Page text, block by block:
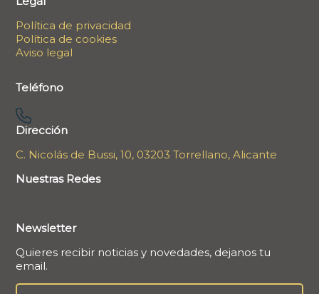
Política de privacidad
Política de cookies
Aviso legal
Teléfono
Dirección
C. Nicolás de Bussi, 10, 03203 Torrellano, Alicante
Nuestras Redes
Newsletter
Quieres recibir noticias y novedades, dejanos tu
email.